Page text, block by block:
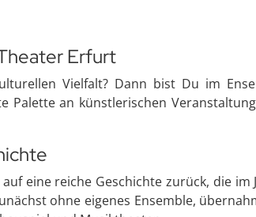
Erfurt
Vielfalt? Dann bist Du im
Palette an künstlerischen
eine reiche Geschichte zurück, die
ohne eigenes Ensemble,